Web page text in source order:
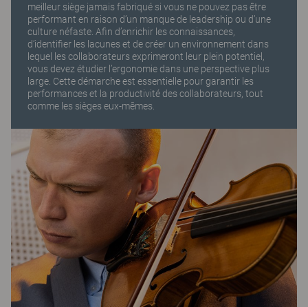
meilleur siège jamais fabriqué si vous ne pouvez pas être
performant en raison d’un manque de leadership ou d’une
culture néfaste. Afin d’enrichir les connaissances,
d’identifier les lacunes et de créer un environnement dans
lequel les collaborateurs exprimeront leur plein potentiel,
vous devez étudier l’ergonomie dans une perspective plus
large. Cette démarche est essentielle pour garantir les
performances et la productivité des collaborateurs, tout
comme les sièges eux-mêmes.